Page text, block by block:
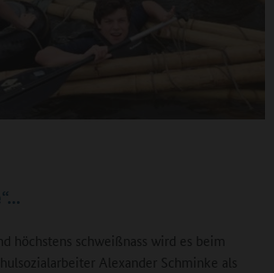
höchstens schweißnass wird es beim
Alexander Schminke als